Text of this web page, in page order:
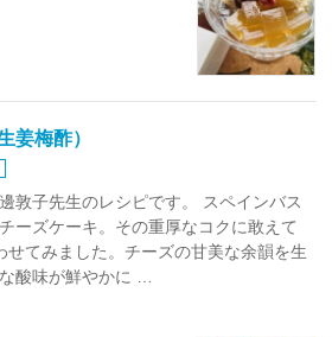
姜梅酢）
敦子先生のレシピです。 スペインバス
ーズケーキ。その重厚なコクに敢えて
せてみました。チーズの甘美な余韻を生
酸味が鮮やかに …